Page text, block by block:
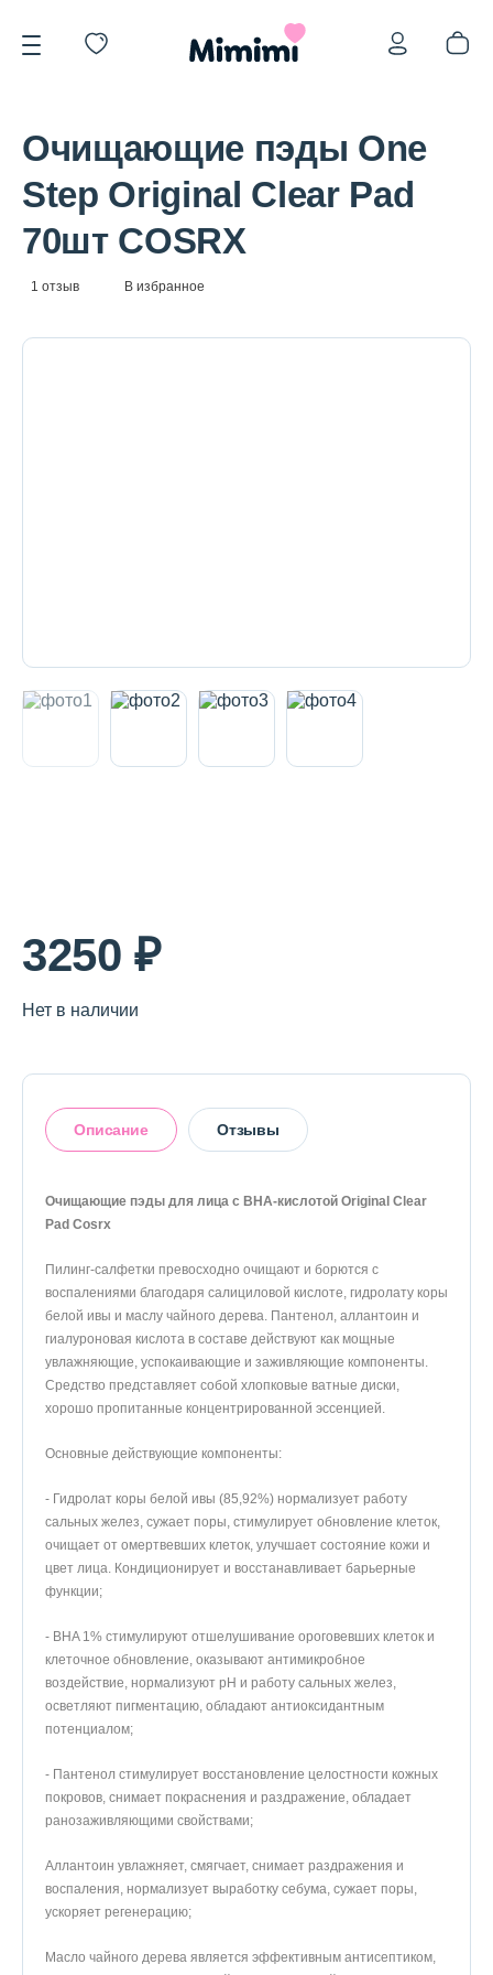
*OVERSTOCK -30%
Наборы
Контактная информация
+7 (996) 962 69 66
Телефон Whats’APP Telegram
Очищающие пэды One
Step Original Clear Pad
70шт COSRX
1 отзыв В избранное
3250 ₽
Нет в наличии
Описание Отзывы
Очищающие пэды для лица с BHA-кислотой Original Clear
Pad Cosrx
Пилинг-салфетки превосходно очищают и борются с
воспалениями благодаря салициловой кислоте, гидролату коры
белой ивы и маслу чайного дерева. Пантенол, аллантоин и
гиалуроновая кислота в составе действуют как мощные
увлажняющие, успокаивающие и заживляющие компоненты.
Средство представляет собой хлопковые ватные диски,
хорошо пропитанные концентрированной эссенцией.
Основные действующие компоненты:
- Гидролат коры белой ивы (85,92%) нормализует работу
сальных желез, сужает поры, стимулирует обновление клеток,
очищает от омертвевших клеток, улучшает состояние кожи и
цвет лица. Кондиционирует и восстанавливает барьерные
функции;
- BHA 1% стимулируют отшелушивание ороговевших клеток и
клеточное обновление, оказывают антимикробное
воздействие, нормализуют pH и работу сальных желез,
осветляют пигментацию, обладают антиоксидантным
потенциалом;
- Пантенол стимулирует восстановление целостности кожных
покровов, снимает покраснения и раздражение, обладает
ранозаживляющими свойствами;
Аллантоин увлажняет, смягчает, снимает раздражения и
воспаления, нормализует выработку себума, сужает поры,
ускоряет регенерацию;
Масло чайного дерева является эффективным антисептиком,
5
На основании 1 отзыва
1
0%
2
0%
3
0%
4
0%
5
Оставить отзыв
Дарья